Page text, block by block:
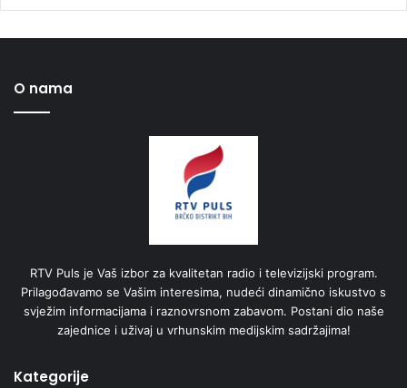
O nama
RTV Puls je Vaš izbor za kvalitetan radio i televizijski program.
Prilagođavamo se Vašim interesima, nudeći dinamično iskustvo s
svježim informacijama i raznovrsnom zabavom. Postani dio naše
zajednice i uživaj u vrhunskim medijskim sadržajima!
Kategorije